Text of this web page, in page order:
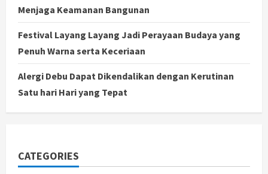
Menjaga Keamanan Bangunan
Festival Layang Layang Jadi Perayaan Budaya yang
Penuh Warna serta Keceriaan
Alergi Debu Dapat Dikendalikan dengan Kerutinan
Satu hari Hari yang Tepat
CATEGORIES